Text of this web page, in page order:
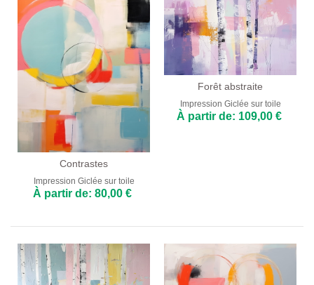
Abstraits
Modernes
Décoratifs
Par Pièce
Salon
Chambre
Bureau
Chambres d'Hôtel
Bars et Cafés
Contrastes
Impression Giclée sur toile
À partir de: 80,00 €
Forêt abstraite
Impression Giclée sur toile
À partir de: 109,00 €